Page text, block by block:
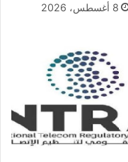
8 أغسطس، 2026